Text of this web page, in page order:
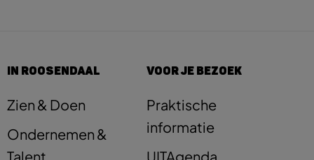
IN ROOSENDAAL
Zien & Doen
Ondernemen &
Talent
VOOR JE BEZOEK
Praktische
informatie
UITAgenda